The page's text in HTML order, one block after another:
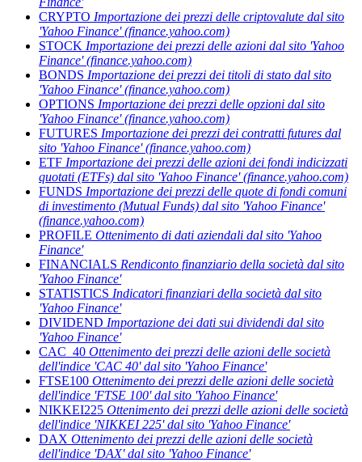
CRYPTO Importazione dei prezzi delle criptovalute dal sito
'Yahoo Finance' (finance.yahoo.com)
STOCK Importazione dei prezzi delle azioni dal sito 'Yahoo
Finance' (finance.yahoo.com)
BONDS Importazione dei prezzi dei titoli di stato dal sito
'Yahoo Finance' (finance.yahoo.com)
OPTIONS Importazione dei prezzi delle opzioni dal sito
'Yahoo Finance' (finance.yahoo.com)
FUTURES Importazione dei prezzi dei contratti futures dal
sito 'Yahoo Finance' (finance.yahoo.com)
ETF Importazione dei prezzi delle azioni dei fondi indicizzati
quotati (ETFs) dal sito 'Yahoo Finance' (finance.yahoo.com)
FUNDS Importazione dei prezzi delle quote di fondi comuni
di investimento (Mutual Funds) dal sito 'Yahoo Finance'
(finance.yahoo.com)
PROFILE Ottenimento di dati aziendali dal sito 'Yahoo
Finance'
FINANCIALS Rendiconto finanziario della società dal sito
'Yahoo Finance'
STATISTICS Indicatori finanziari della società dal sito
'Yahoo Finance'
DIVIDEND Importazione dei dati sui dividendi dal sito
'Yahoo Finance'
CAC_40 Ottenimento dei prezzi delle azioni delle società
dell'indice 'CAC 40' dal sito 'Yahoo Finance'
FTSE100 Ottenimento dei prezzi delle azioni delle società
dell'indice 'FTSE 100' dal sito 'Yahoo Finance'
NIKKEI225 Ottenimento dei prezzi delle azioni delle società
dell'indice 'NIKKEI 225' dal sito 'Yahoo Finance'
DAX Ottenimento dei prezzi delle azioni delle società
dell'indice 'DAX' dal sito 'Yahoo Finance'